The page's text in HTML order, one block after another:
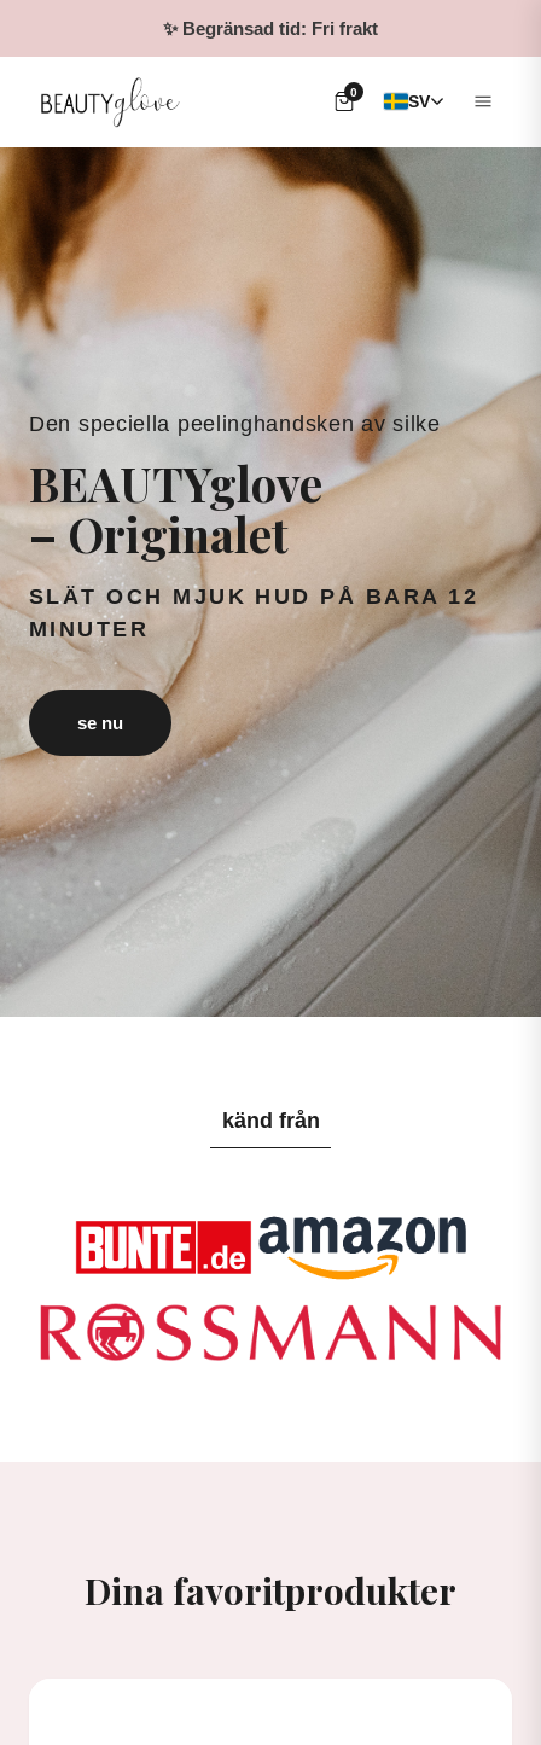
✨ Begränsad tid: Fri frakt
0
SV
Den speciella peelinghandsken av silke
BEAUTYglove
– Originalet
SLÄT OCH MJUK HUD PÅ BARA 12
MINUTER
se nu
känd från
Dina favoritprodukter